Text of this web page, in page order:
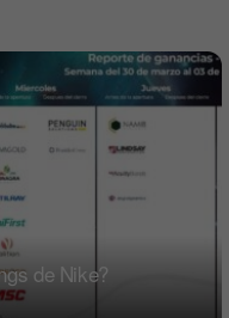
de Nike?